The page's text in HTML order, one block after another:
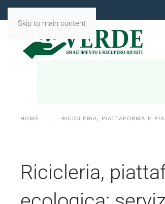
Skip to main content
HOME RICICLERIA, PIATTAFORMA E
Ricicleria,